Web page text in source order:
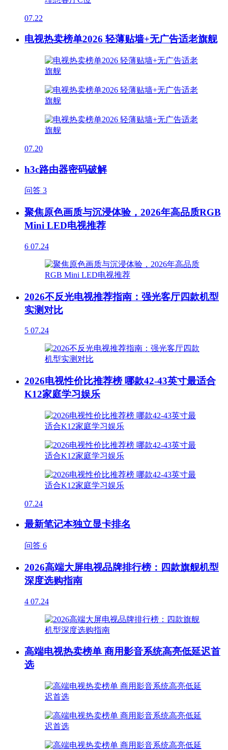
07.22
电视热卖榜单2026 轻薄贴墙+无广告适老旗舰
07.20
h3c路由器密码破解
问答 3
聚焦原色画质与沉浸体验，2026年高品质RGB
Mini LED电视推荐
6 07.24
2026不反光电视推荐指南：强光客厅四款机型
实测对比
5 07.24
2026电视性价比推荐榜 哪款42-43英寸最适合
K12家庭学习娱乐
07.24
最新笔记本独立显卡排名
问答 6
2026高端大屏电视品牌排行榜：四款旗舰机型
深度选购指南
4 07.24
高端电视热卖榜单 商用影音系统高亮低延迟首
选